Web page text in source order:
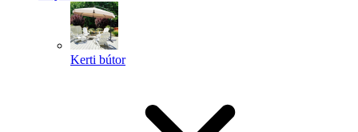
Kerti bútor